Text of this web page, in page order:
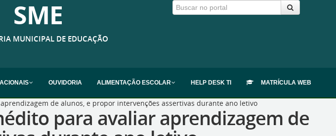
SME
MUNICIPAL DE EDUCAÇÃO
OUVIDORIA ALIMENTAÇÃO ESCOLAR HELP DESK TI MATRÍCULA WEB
de alunos, e propor intervenções assertivas durante ano letivo
para avaliar aprendizagem de